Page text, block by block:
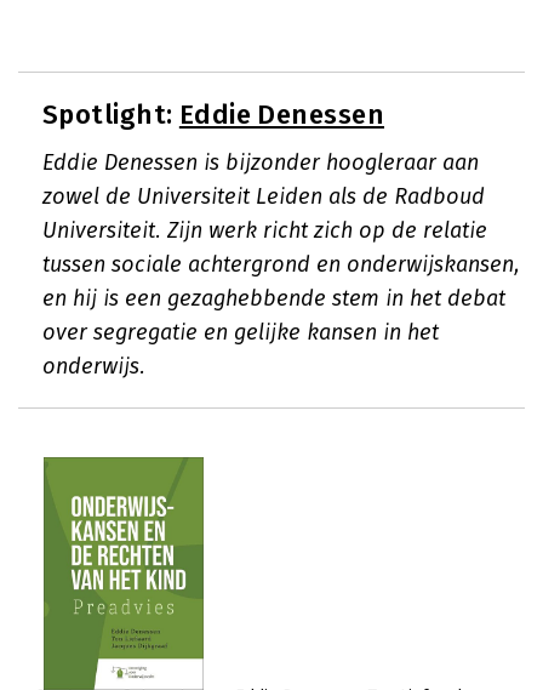
Spotlight: Eddie Denessen
Eddie Denessen is bijzonder hoogleraar aan
zowel de Universiteit Leiden als de Radboud
Universiteit. Zijn werk richt zich op de relatie
tussen sociale achtergrond en onderwijskansen,
en hij is een gezaghebbende stem in het debat
over segregatie en gelijke kansen in het
onderwijs.